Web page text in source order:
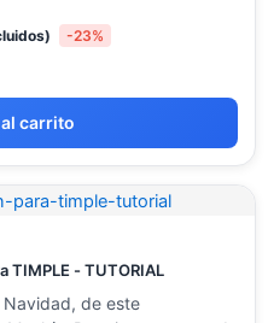
-23%
carrito
TIMPLE - TUTORIAL
Navidad, de este